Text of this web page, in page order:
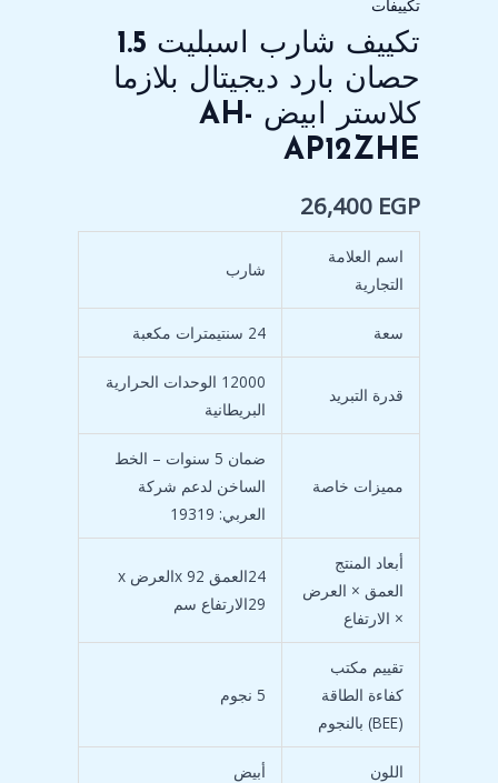
تكييفات
تكييف شارب اسبليت 1.5
حصان بارد ديجيتال بلازما
كلاستر ابيض AH-
AP12ZHE
26,400 EGP
اسم العلامة
التجارية
شارب
سعة 24 سنتيمترات مكعبة
قدرة التبريد
12000 الوحدات الحرارية
البريطانية
مميزات خاصة
ضمان 5 سنوات – الخط
الساخن لدعم شركة
العربي: 19319
أبعاد المنتج
العمق × العرض
× الارتفاع
24العمق x 92العرض x
29الارتفاع سم
تقييم مكتب
كفاءة الطاقة
(BEE) بالنجوم
5 نجوم
اللون أبيض
AP12ZHE